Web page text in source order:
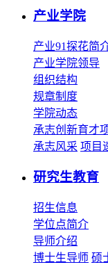
产业学院
产业91探花简
产业学院领导
组织结构
规章制度
学院动态
承志创新育才
承志风采 项目
研究生教育
招生信息
学位点简介
导师介绍
博士生导师 硕